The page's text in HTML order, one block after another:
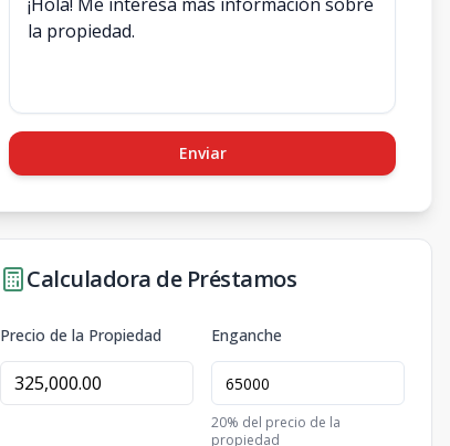
Enviar
Calculadora de Préstamos
Precio de la Propiedad Enganche
20% del precio de la
propiedad